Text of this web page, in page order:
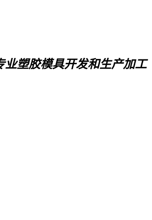
业塑胶模具开发和生产加工